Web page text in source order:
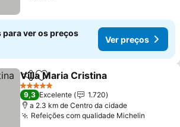
para ver os preços
Ver preços
PartilharAdicionar aos favoritos
Villa Maria Cristina
5 Estrelas
9,3 Excelente
1.720
a 2.3 km de Centro da cidade
Refeições com qualidade Michelin